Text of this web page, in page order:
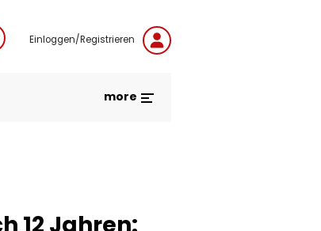
Einloggen/Registrieren
more